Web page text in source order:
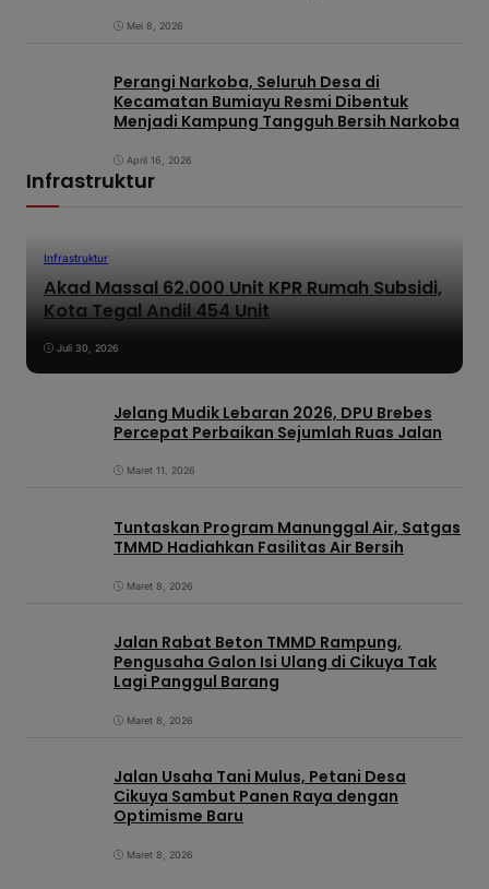
Mei 8, 2026
Perangi Narkoba, Seluruh Desa di
Kecamatan Bumiayu Resmi Dibentuk
Menjadi Kampung Tangguh Bersih Narkoba
April 16, 2026
Infrastruktur
Infrastruktur
Akad Massal 62.000 Unit KPR Rumah Subsidi,
Kota Tegal Andil 454 Unit
Juli 30, 2026
Jelang Mudik Lebaran 2026, DPU Brebes
Percepat Perbaikan Sejumlah Ruas Jalan
Maret 11, 2026
Tuntaskan Program Manunggal Air, Satgas
TMMD Hadiahkan Fasilitas Air Bersih
Maret 8, 2026
Jalan Rabat Beton TMMD Rampung,
Pengusaha Galon Isi Ulang di Cikuya Tak
Lagi Panggul Barang
Maret 8, 2026
Jalan Usaha Tani Mulus, Petani Desa
Cikuya Sambut Panen Raya dengan
Optimisme Baru
Maret 8, 2026